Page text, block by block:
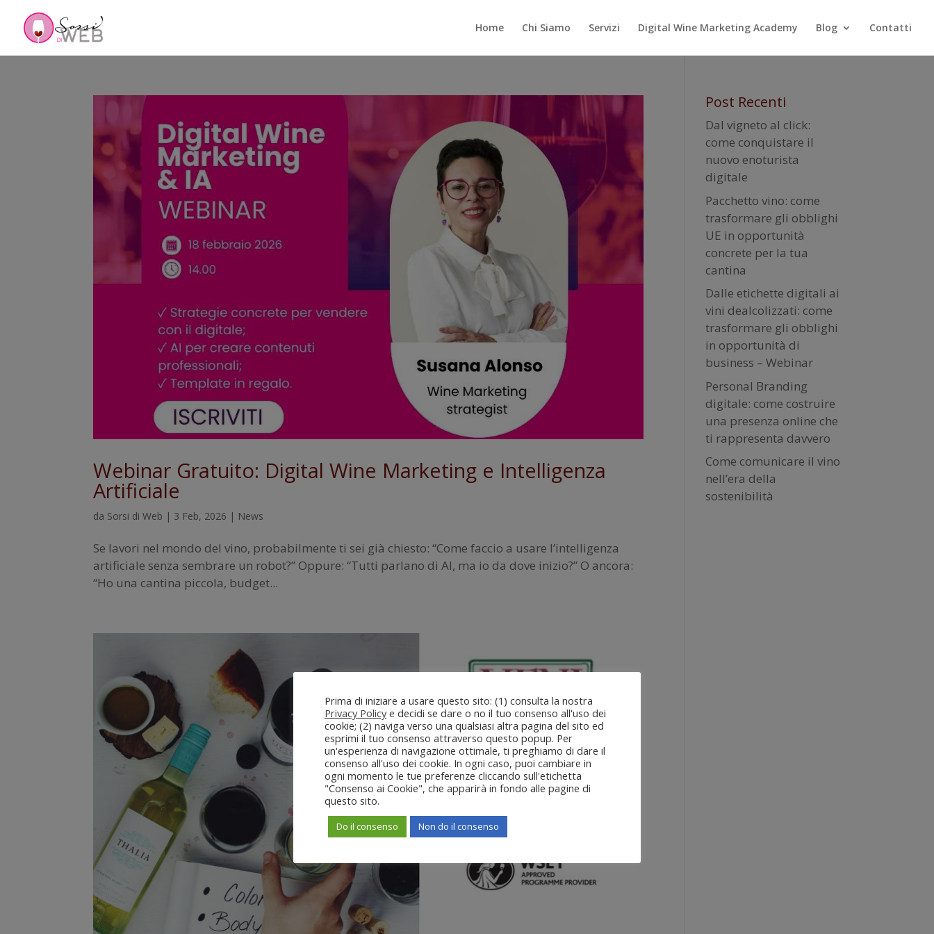
Home Chi Siamo Servizi Digital Wine Marketing Academy Blog Contatti
Webinar Gratuito: Digital Wine Marketing e Intelligenza
Artificiale
da Sorsi di Web | 3 Feb, 2026 | News
Se lavori nel mondo del vino, probabilmente ti sei già chiesto: “Come faccio a usare l’intelligenza
artificiale senza sembrare un robot?” Oppure: “Tutti parlano di AI, ma io da dove inizio?” O ancora:
“Ho una cantina piccola, budget...
Post Recenti
Dal vigneto al click:
come conquistare il
nuovo enoturista
digitale
Pacchetto vino: come
trasformare gli obblighi
UE in opportunità
concrete per la tua
cantina
Dalle etichette digitali ai
vini dealcolizzati: come
trasformare gli obblighi
in opportunità di
business – Webinar
Personal Branding
digitale: come costruire
una presenza online che
ti rappresenta davvero
Come comunicare il vino
nell’era della
sostenibilità
Prima di iniziare a usare questo sito: (1) consulta la nostra
Privacy Policye decidi se dare o no il tuo consenso all'uso dei
cookie; (2) naviga verso una qualsiasi altra pagina del sito ed
esprimi il tuo consenso attraverso questo popup. Per
un'esperienza di navigazione ottimale, ti preghiamo di dare il
consenso all'uso dei cookie. In ogni caso, puoi cambiare in
ogni momento le tue preferenze cliccando sull'etichetta
"Consenso ai Cookie", che apparirà in fondo alle pagine di
questo sito.
Do il consenso Non do il consenso